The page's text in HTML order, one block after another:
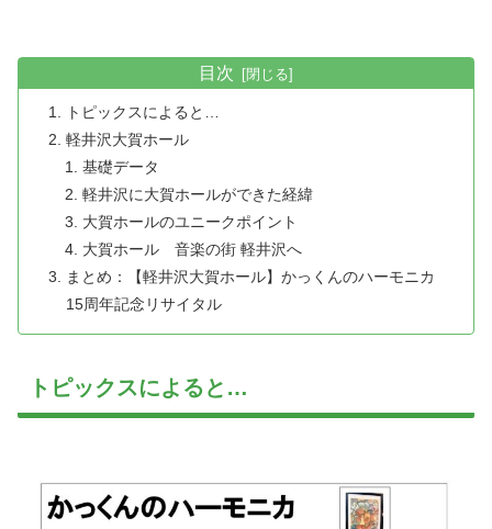
目次
トピックスによると…
軽井沢大賀ホール
基礎データ
軽井沢に大賀ホールができた経緯
大賀ホールのユニークポイント
大賀ホール 音楽の街 軽井沢へ
まとめ：【軽井沢大賀ホール】かっくんのハーモニカ
15周年記念リサイタル
トピックスによると…